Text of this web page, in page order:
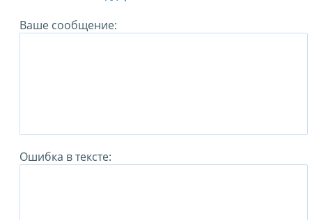
Ваше сообщение:
Ошибка в тексте: